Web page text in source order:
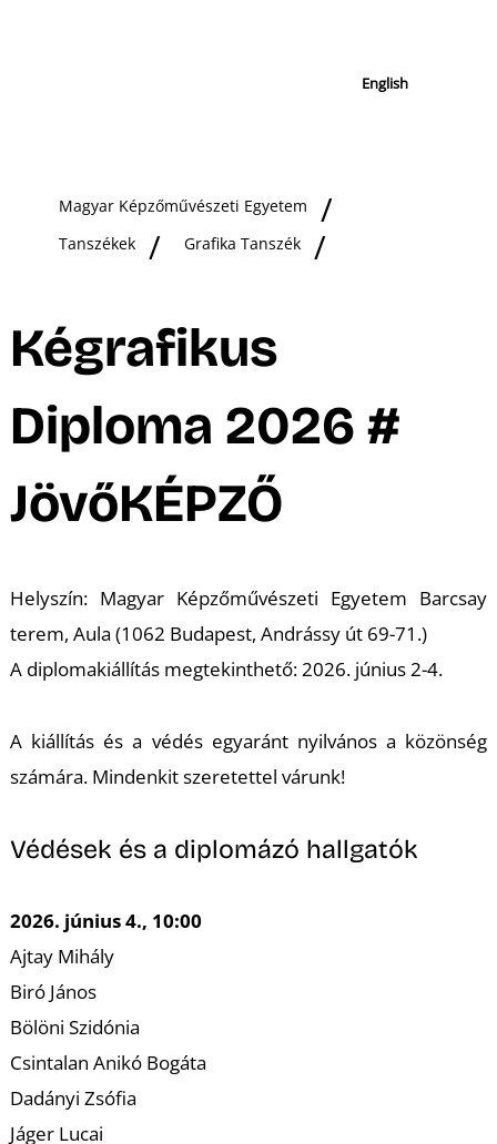
English
Magyar Képzőművészeti Egyetem
Tanszékek
Grafika Tanszék
Kégrafikus
Diploma 2026 #
JövőKÉPZŐ
Helyszín: Magyar Képzőművészeti Egyetem Barcsay
terem, Aula (1062 Budapest, Andrássy út 69-71.)
A diplomakiállítás megtekinthető: 2026. június 2-4.
A kiállítás és a védés egyaránt nyilvános a közönség
számára. Mindenkit szeretettel várunk!
Védések és a diplomázó hallgatók
2026. június 4., 10:00
Ajtay Mihály
Biró János
Bölöni Szidónia
Csintalan Anikó Bogáta
Dadányi Zsófia
Jáger Lucai